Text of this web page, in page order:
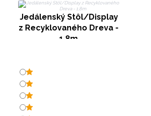
Jedálenský Stôl/Display
z Recyklovaného Dreva -
1,8m